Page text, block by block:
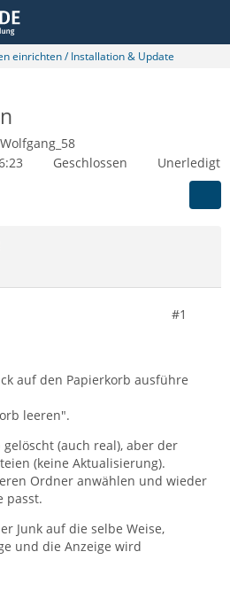
einrichten / Installation & Update
Wolfgang_58
Geschlossen Unerledigt
#1
auf den Papierkorb ausführe
leeren".
(auch real), aber der
(keine Aktualisierung).
Ordner anwählen und wieder
passt.
Junk auf die selbe Weise,
und die Anzeige wird